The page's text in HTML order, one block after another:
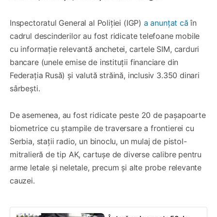
Inspectoratul General al Poliției (IGP) a anunțat că în
cadrul descinderilor au fost ridicate telefoane mobile
cu informație relevantă anchetei, cartele SIM, carduri
bancare (unele emise de instituții financiare din
Federația Rusă) și valută străină, inclusiv 3.350 dinari
sârbești.
De asemenea, au fost ridicate peste 20 de pașapoarte
biometrice cu ștampile de traversare a frontierei cu
Serbia, stații radio, un binoclu, un mulaj de pistol-
mitralieră de tip AK, cartușe de diverse calibre pentru
arme letale și neletale, precum și alte probe relevante
cauzei.